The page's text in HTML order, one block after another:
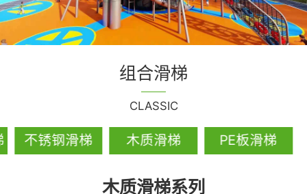
组合滑梯
CLASSIC
不锈钢滑梯 木质滑梯 PE板滑梯
木质滑梯系列